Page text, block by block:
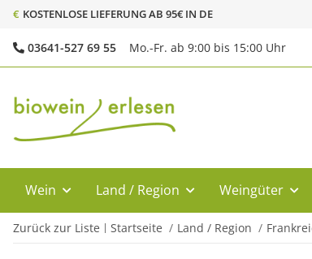
€ KOSTENLOSE LIEFERUNG AB 95€ IN DE
03641-527 69 55 Mo.-Fr. ab 9:00 bis 15:00 Uhr
Wein Land / Region Weingüter
Zurück zur Liste Startseite Land / Region